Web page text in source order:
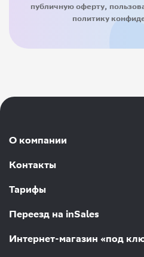
публичную оферту,
политику
О компании
Контакты
Тарифы
Переезд на inSales
Интернет-магазин «под